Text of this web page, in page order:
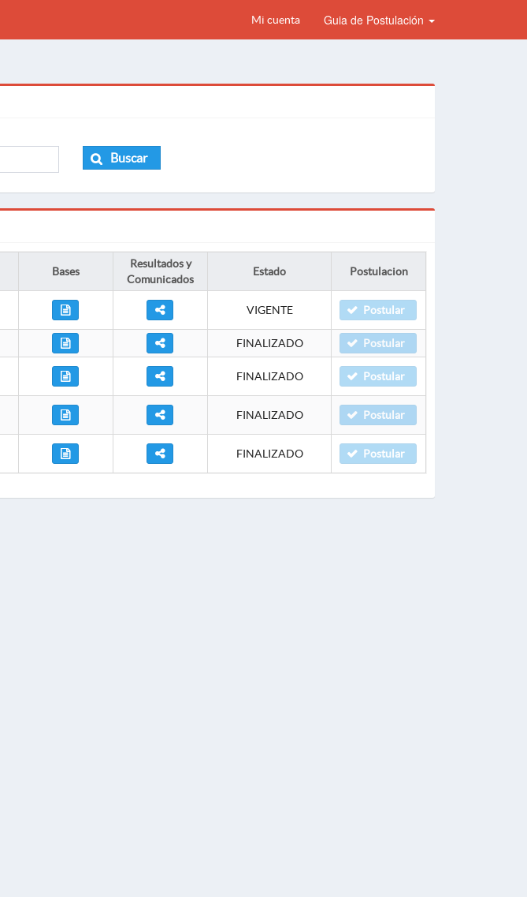
Mi cuenta Guia de Postulación
Buscar
Bases
Resultados y
Comunicados
Estado Postulacion
VIGENTE Postular
FINALIZADO Postular
FINALIZADO Postular
FINALIZADO Postular
FINALIZADO Postular